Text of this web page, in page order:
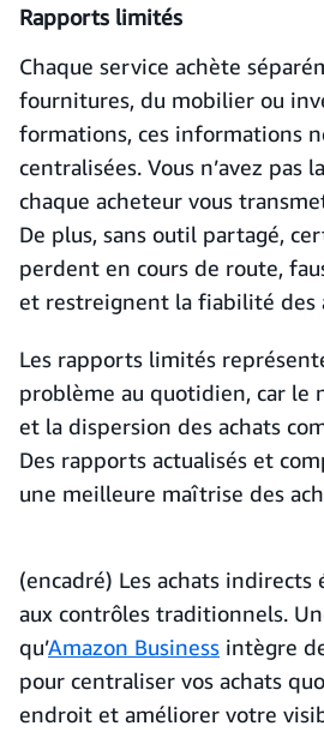
Rapports limités
Chaque service achète
fournitures, du mobilier ou
formations, ces informations
centralisées. Vous n’avez pas
chaque acheteur vous
De plus, sans outil partagé,
perdent en cours de route,
et restreignent la fiabilité des
Les rapports limités
problème au quotidien, car le
et la dispersion des achats
Des rapports actualisés et
une meilleure maîtrise des
(encadré) Les achats
aux contrôles traditionnels.
qu’Amazon Business intègre
pour centraliser vos achats
endroit et améliorer votre